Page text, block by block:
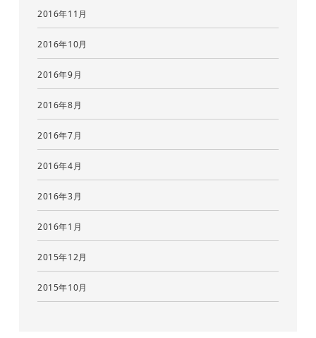
2016年11月
2016年10月
2016年9月
2016年8月
2016年7月
2016年4月
2016年3月
2016年1月
2015年12月
2015年10月